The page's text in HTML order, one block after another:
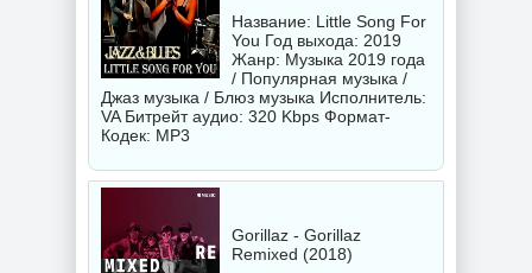
Название: Little Song For
You Год выхода: 2019
Жанр: Музыка 2019 года
/ Популярная музыка /
Джаз музыка / Блюз музыка Исполнитель:
VAБитрейт аудио: 320 Kbps Формат-
Кодек: MP3
Gorillaz - Gorillaz
Remixed (2018)